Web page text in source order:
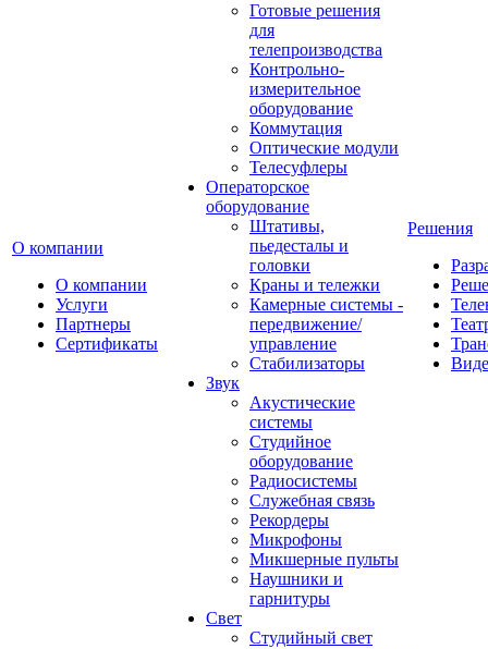
О компании
О компании
Услуги
Партнеры
Сертификаты
Готовые решения
для
телепроизводства
Контрольно-
измерительное
оборудование
Коммутация
Оптические модули
Телесуфлеры
Операторское
оборудование
Штативы,
пьедесталы и
головки
Краны и тележки
Камерные системы -
передвижение/
управление
Стабилизаторы
Звук
Акустические
системы
Студийное
оборудование
Радиосистемы
Служебная связь
Рекордеры
Микрофоны
Микшерные пульты
Наушники и
гарнитуры
Свет
Студийный свет
Решения